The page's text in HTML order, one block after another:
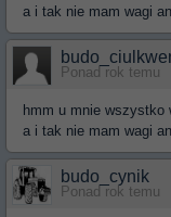
a i tak nie mam wagi
Ponad rok temu
hmm u mnie wszystko
a i tak nie mam wagi
budo_cynik
Ponad rok temu